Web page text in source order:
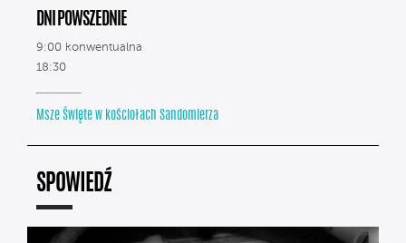
DNI POWSZEDNIE
9:00 konwentualna
18:30
Msze Święte w kościołach Sandomierza
SPOWIEDŹ